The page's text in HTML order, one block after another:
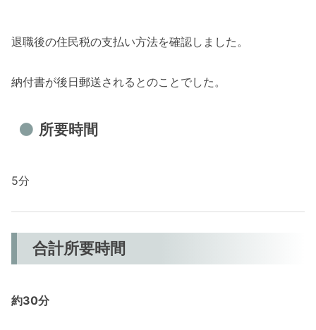
退職後の住民税の支払い方法を確認しました。
納付書が後日郵送されるとのことでした。
所要時間
5分
合計所要時間
約30分